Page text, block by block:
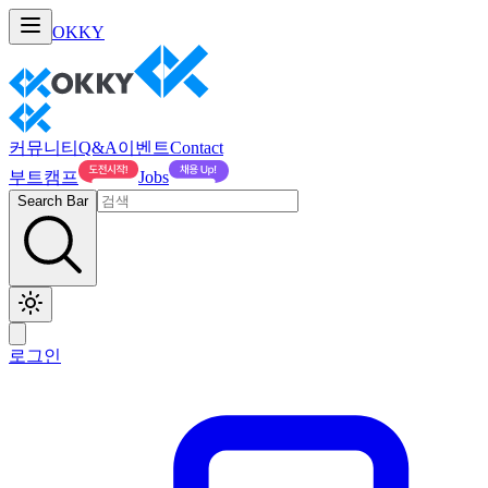
OKKY
커뮤니티 Q&A이벤트Contact
부트캠프
Jobs
Search Bar
로그인